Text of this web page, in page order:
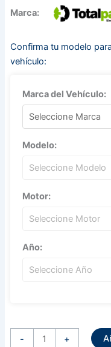
Marca:
Confirma tu modelo
vehículo:
Marca del Vehículo:
Modelo:
Motor:
Año:
-
Para
+